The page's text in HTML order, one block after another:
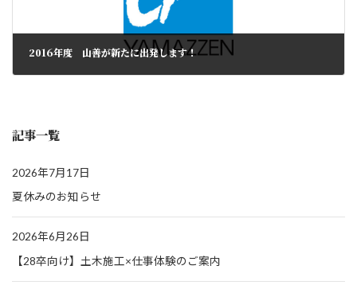
2016年度 山善が新たに出発します！
記事一覧
2026年7月17日
夏休みのお知らせ
2026年6月26日
【28卒向け】土木施工×仕事体験のご案内